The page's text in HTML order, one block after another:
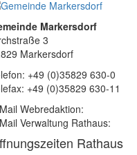
Markersdorf
3
Markersdorf
+49 (0)35829 630-0
+49 (0)35829 630-11
Webredaktion:
Verwaltung Rathaus:
Rathaus